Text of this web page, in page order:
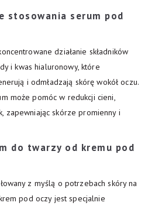
stosowania serum pod
działanie składników
i kwas hialuronowy, które
i odmładzają skórę wokół oczu.
może pomóc w redukcji cieni,
zapewniając skórze promienny i
do twarzy od kremu pod
z myślą o potrzebach skóry na
pod oczy jest specjalnie